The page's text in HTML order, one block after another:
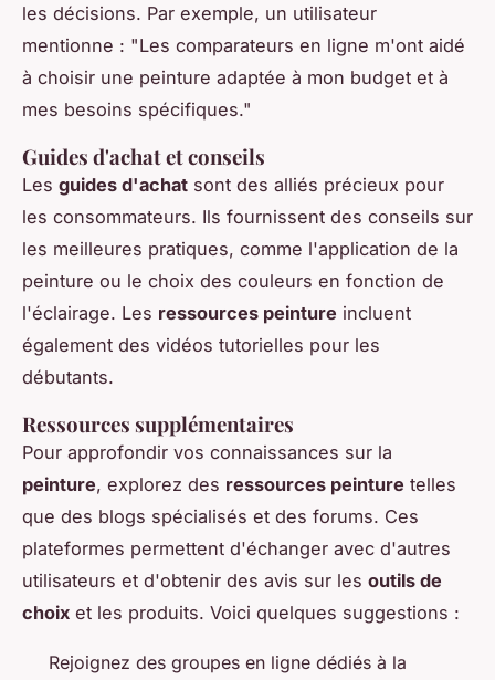
les décisions. Par exemple, un utilisateur
mentionne : "Les comparateurs en ligne m'ont aidé
à choisir une peinture adaptée à mon budget et à
mes besoins spécifiques."
Guides d'achat et conseils
Les guides d'achat sont des alliés précieux pour
les consommateurs. Ils fournissent des conseils sur
les meilleures pratiques, comme l'application de la
peinture ou le choix des couleurs en fonction de
l'éclairage. Les ressources peinture incluent
également des vidéos tutorielles pour les
débutants.
Ressources supplémentaires
Pour approfondir vos connaissances sur la
peinture, explorez des ressources peinture telles
que des blogs spécialisés et des forums. Ces
plateformes permettent d'échanger avec d'autres
utilisateurs et d'obtenir des avis sur les outils de
choix et les produits. Voici quelques suggestions :
Rejoignez des groupes en ligne dédiés à la